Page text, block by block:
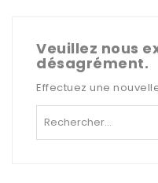
Veuillez nous
désagrément.
Effectuez une